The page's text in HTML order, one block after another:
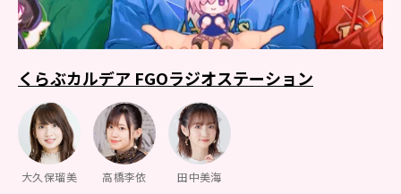
くらぶカルデア FGOラジオステーション
大久保瑠美 高橋李依 田中美海